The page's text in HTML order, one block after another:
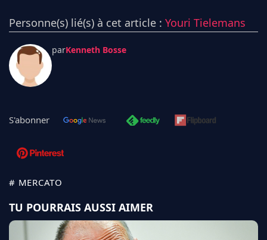
Personne(s) lié(s) à cet article : Youri Tielemans
parKenneth Bosse
S'abonner
# MERCATO
TU POURRAIS AUSSI AIMER